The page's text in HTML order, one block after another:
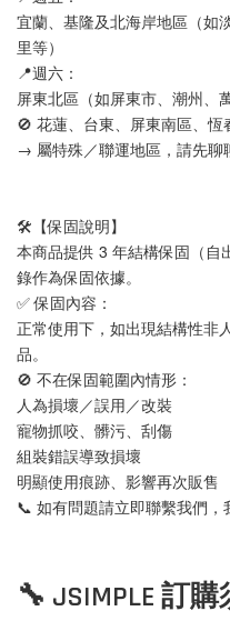
宜蘭、基隆及北海岸地區（如
里等）
📍週六：
屏東北區（如屏東市、潮州、
🚫 花蓮、台東、屏東南區、恆
→ 屬特殊／聯運地區，請先聊
🛠️【保固說明】
本商品提供 3 年結構保固（自
錄作為保固依據。
✅ 保固內容：
正常使用下，如出現結構性非
品。
🚫 不在保固範圍內情形：
人為損壞／誤用／改裝
寵物抓咬、髒污、刮傷
組裝錯誤導致損壞
明顯使用痕跡、影響再次販售
📞 如有問題請立即聯繫我們，
🔧 JSIMPLE 訂